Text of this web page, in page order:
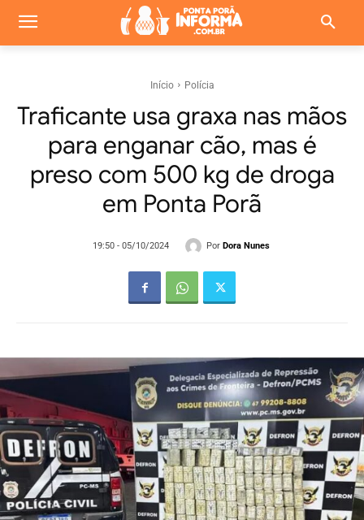
Início Polícia
Traficante usa graxa nas mãos
para enganar cão, mas é
preso com 500 kg de droga
em Ponta Porã
19:50 - 05/10/2024 Por Dora Nunes